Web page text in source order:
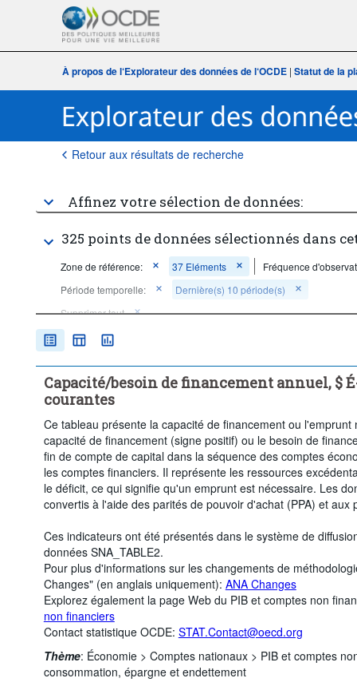
À propos de l‘Explorateur des données de l‘OCDE | Statut de la
Retour aux résultats de recherche
Affinez votre sélection de données:
325 points de données sélectionnés dans
Zone de référence: 37 Eléments
Fréquence
Période temporelle:
Dernière(s) 10 période(s)
Supprimer tout
Capacité/besoin de financement annuel, $
courantes
Ce tableau présente la capacité de financement ou
capacité de financement (signe positif) ou le besoin de
fin de compte de capital dans la séquence des comptes
les comptes financiers. Il représente les ressources
le déficit, ce qui signifie qu'un emprunt est nécessaire. Les
convertis à l'aide des parités de pouvoir d'achat (PPA) et aux
Ces indicateurs ont été présentés dans le système de
données SNA_TABLE2.
Pour plus d'informations sur les changements de
Changes" (en anglais uniquement): ANA Changes
Explorez également la page Web du PIB et comptes non
non financiers
Contact statistique OCDE: STAT.Contact@oecd.org
Thème: Économie > Comptes nationaux > PIB et comptes
consommation, épargne et endettement